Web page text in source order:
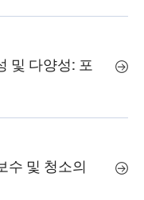
및 다양성: 포

수 및 청소의
